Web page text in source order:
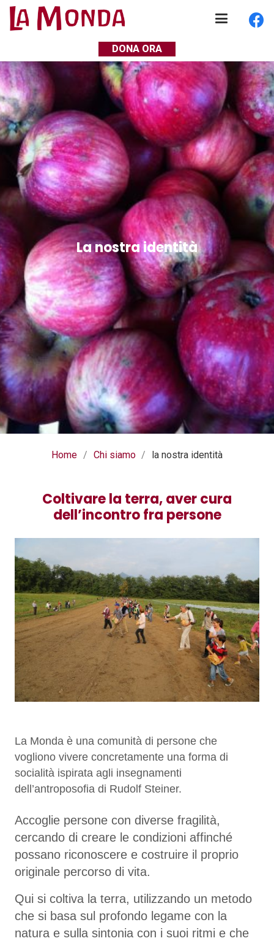
DONA ORA
La nostra identità
Home / Chi siamo / la nostra identità
Coltivare la terra, aver cura
dell’incontro fra persone
La Monda è una comunità di persone che
vogliono vivere concretamente una forma di
socialità ispirata agli insegnamenti
dell’antroposofia di Rudolf Steiner.
Accoglie persone con diverse fragilità,
cercando di creare le condizioni affinché
possano riconoscere e costruire il proprio
originale percorso di vita.
Qui si coltiva la terra, utilizzando un metodo
che si basa sul profondo legame con la
natura e sulla sintonia con i suoi ritmi e che